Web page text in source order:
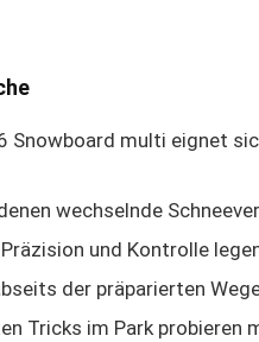
Snowboard multi eignet
wechselnde
und Kontrolle
der präparierten
Tricks im Park probieren